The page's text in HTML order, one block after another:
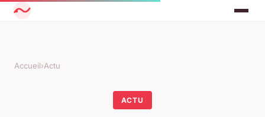
Accueil›Actu
ACTU